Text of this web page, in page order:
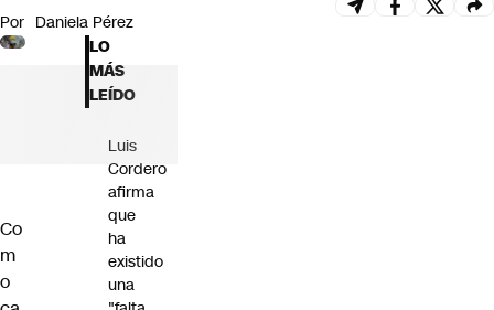
Por Daniela Pérez
Co
m
o
LO
MÁS
LEÍDO
Luis
Cordero
afirma
que
ha
existido
una